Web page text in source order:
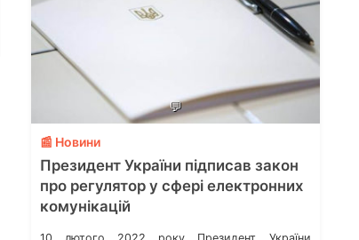
💬
📰 Новини
Президент України підписав закон
про регулятор у сфері електронних
комунікацій